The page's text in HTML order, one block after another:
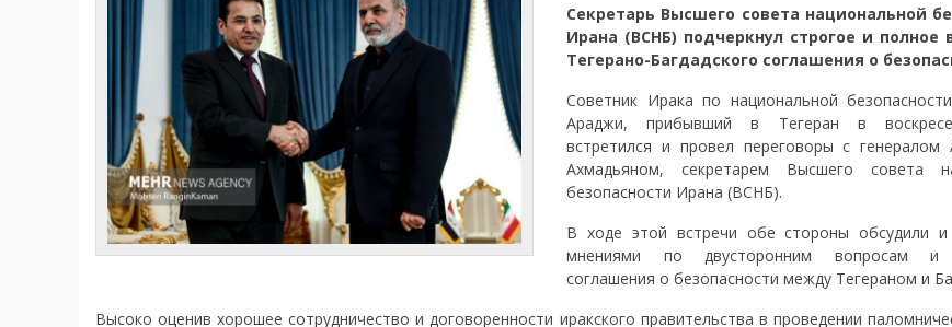
Секретарь Высшего совета национальной
Ирана (ВСНБ) подчеркнул строгое и полное
Тегерано-Багдадского соглашения о
Советник Ирака по национальной
Араджи, прибывший в Тегеран в
встретился и провел переговоры с генералом
Ахмадьяном, секретарем Высшего совета
безопасности Ирана (ВСНБ).
В ходе этой встречи обе стороны обсудили и
мнениями по двусторонним вопросам и
соглашения о безопасности между Тегераном и
Высоко оценив хорошее сотрудничество и договоренности иракского правительства в проведении